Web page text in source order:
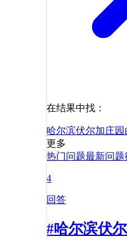
在结果中找：
哈尔滨伏尔加庄
更多
热门问题最新问题
4
回答
#哈尔滨伏